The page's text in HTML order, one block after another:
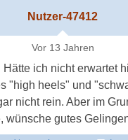
Nutzer-47412
Vor 13 Jahren
Hätte ich nicht erwartet
"high heels" und
nicht rein. Aber im
wünsche gutes